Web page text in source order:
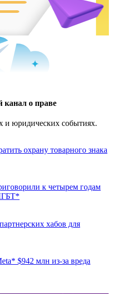
о праве
и юридических событиях.
охрану товарного знака
к четырем годам
хабов для
$942 млн из-за вреда